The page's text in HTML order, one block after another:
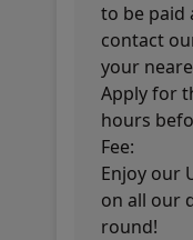
to be paid
contact
your
Apply for
hours
Fee:
Enjoy our
on all our
round!